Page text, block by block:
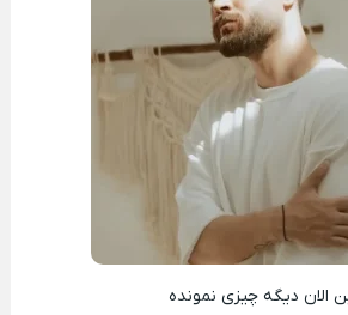
الان دیگه چیزی نمونده